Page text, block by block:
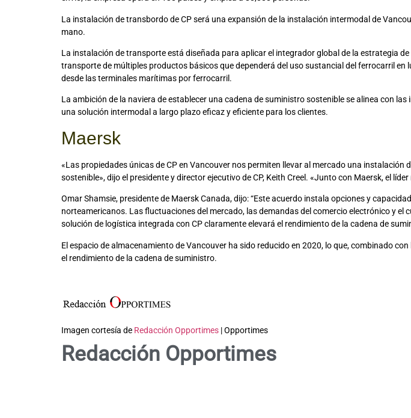
La instalación de transbordo de CP será una expansión de la instalación intermodal de
mano.
La instalación de transporte está diseñada para aplicar el integrador global de la estrategia
transporte de múltiples productos básicos que dependerá del uso sustancial del ferrocarril
desde las terminales marítimas por ferrocarril.
La ambición de la naviera de establecer una cadena de suministro sostenible se alinea con
una solución intermodal a largo plazo eficaz y eficiente para los clientes.
Maersk
«Las propiedades únicas de CP en Vancouver nos permiten llevar al mercado una
sostenible», dijo el presidente y director ejecutivo de CP, Keith Creel. «Junto con Maersk, el
Omar Shamsie, presidente de Maersk Canada, dijo: “Este acuerdo instala opciones y
norteamericanos. Las fluctuaciones del mercado, las demandas del comercio electrónico y
solución de logística integrada con CP claramente elevará el rendimiento de la cadena de
El espacio de almacenamiento de Vancouver ha sido reducido en 2020, lo que, combinado
el rendimiento de la cadena de suministro.
Imagen cortesía de Redacción Opportimes | Opportimes
Redacción Opportimes